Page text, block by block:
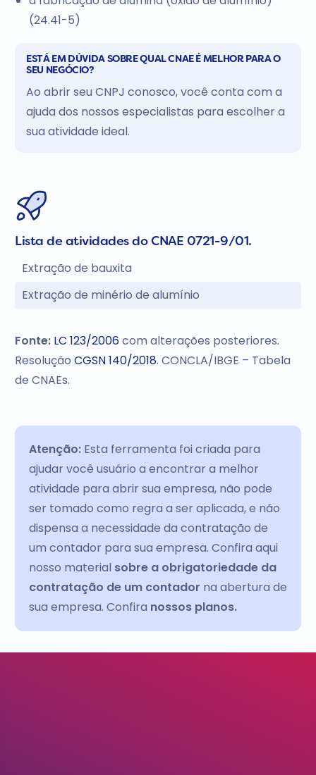
(24.41-5)
ESTÁ EM DÚVIDA SOBRE QUAL CNAE É MELHOR PARA O
SEU NEGÓCIO?
Ao abrir seu CNPJ conosco, você conta com a
ajuda dos nossos especialistas para escolher a
sua atividade ideal.
Lista de atividades do CNAE 0721-9/01.
Extração de bauxita
Extração de minério de alumínio
Fonte: LC 123/2006com alterações posteriores.
ResoluçãoCGSN 140/2018. CONCLA/IBGE – Tabela
de CNAEs.
Atenção:Esta ferramenta foi criada para
ajudar você usuário a encontrar a melhor
atividade para abrir sua empresa, não pode
ser tomado como regra a ser aplicada, e não
dispensa a necessidade da contratação de
um contador para sua empresa. Confira aqui
nosso material sobre a obrigatoriedade da
contratação de um contador na abertura de
sua empresa. Confira nossos planos.